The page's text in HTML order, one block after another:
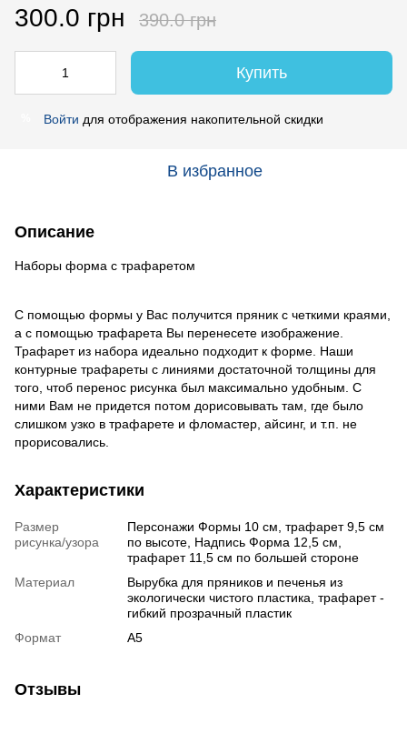
300.0 грн 390.0 грн
Купить
Войти для отображения накопительной скидки
В избранное
Описание
Наборы форма с трафаретом
С помощью формы у Вас получится пряник с четкими краями,
а с помощью трафарета Вы перенесете изображение.
Трафарет из набора идеально подходит к форме. Наши
контурные трафареты с линиями достаточной толщины для
того, чтоб перенос рисунка был максимально удобным. С
ними Вам не придется потом дорисовывать там, где было
слишком узко в трафарете и фломастер, айсинг, и т.п. не
прорисовались.
Характеристики
Размер
рисунка/узора
Персонажи Формы 10 см, трафарет 9,5 см
по высоте, Надпись Форма 12,5 см,
трафарет 11,5 см по большей стороне
Материал
Вырубка для пряников и печенья из
экологически чистого пластика, трафарет -
гибкий прозрачный пластик
Формат
А5
Отзывы